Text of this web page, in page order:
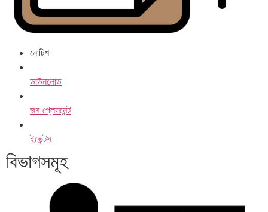
নোটিশ
ডাউনলোড
জব প্লেসমেন্ট
ইভেন্টস
বিভাগসমূহ